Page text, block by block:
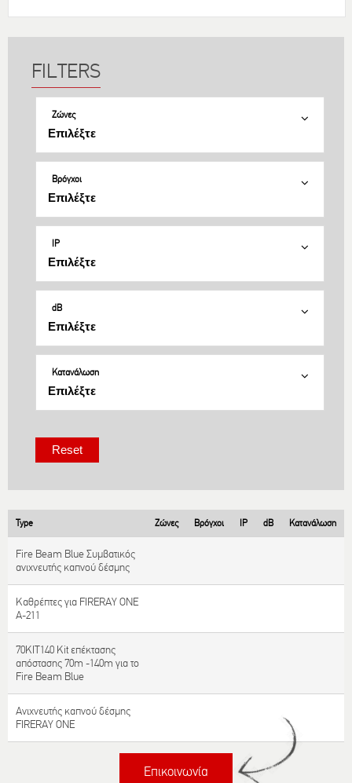
Ζώνες
Βρόγχοι
IP
dB
Κατανάλωση
Type Ζώνες Βρόγχοι IP dB Κατανάλωση
Fire Beam Blue Συμβατικός
ανιχνευτής καπνού δέσμης
Καθρέπτες για FIRERAY ONE
A-211
70KIT140 Kit επέκτασης
απόστασης 70m -140m για το
Fire Beam Blue
Ανιχνευτής καπνού δέσμης
FIRERAY ONE
Επικοινωνία